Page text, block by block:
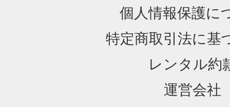
個人情報保護に
特定商取引法に基
レンタル約
運営会社